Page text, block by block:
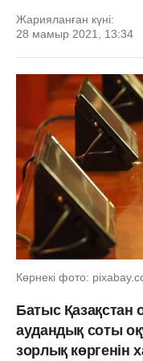
Жарияланған күні:
28 мамыр 2021, 13:34
Көрнекі фото:
Батыс
аудандық соты
зорлық көргенін